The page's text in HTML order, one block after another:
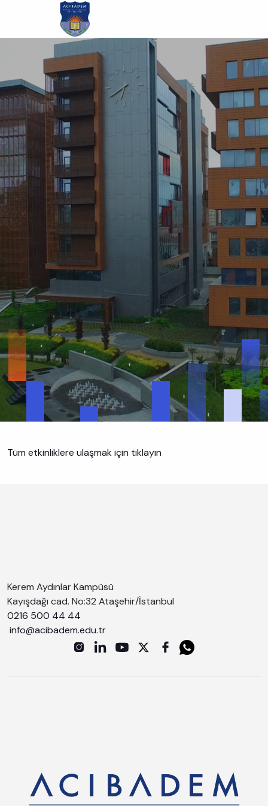
atla
Tüm etkinliklere ulaşmak için tıklayın
Kerem Aydınlar Kampüsü
Kayışdağı cad. No:32 Ataşehir/İstanbul
0216 500 44 44
info@acibadem.edu.tr